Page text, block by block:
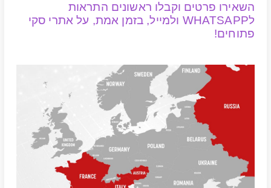
השאירו פרטים וקבלו ראשונים התראות
לWHATSAPP ולמייל, בזמן אמת, על אתרי סקי
פתוחים!